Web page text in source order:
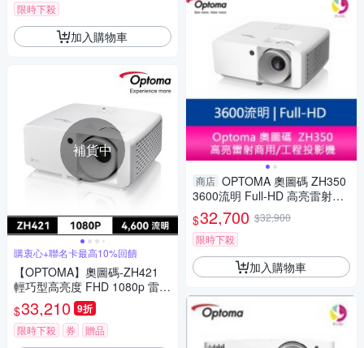
限時下殺
加入購物車
補貨中
購衷心+聯名卡最高10%回饋
【OPTOMA】奧圖碼-ZH421
輕巧型高亮度 FHD 1080p 雷射
投影機(4600流明)
$33,210 9折
限時下殺 券 贈品
商店 OPTOMA 奧圖碼 ZH350
3600流明 Full-HD 高亮雷射商
用工程投影機
$32,700 $32,900
限時下殺
加入購物車